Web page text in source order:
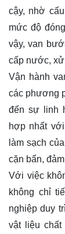
cậy, nhờ
mức độ
vậy, van
cấp nước, xử
Vận hành
các phương
đến sự linh
hợp nhất
làm sạch
cặn bẩn,
Với việc
không chỉ
nghiệp duy
vật liệu